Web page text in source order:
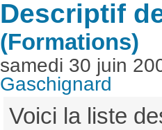
Descriptif
(Formations)
samedi 30 juin
Gaschignard
Voici la liste